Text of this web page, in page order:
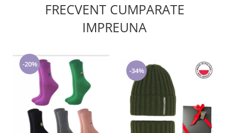
FRECVENT CUMPARATE
IMPREUNA
-20%
-34%